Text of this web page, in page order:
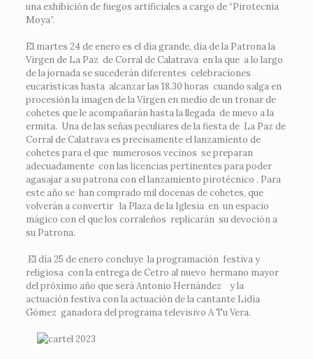
una exhibición de fuegos artificiales a cargo de “Pirotecnia
Moya”.
El martes 24 de enero es el día grande, día de la Patrona la
Virgen de La Paz de Corral de Calatrava en la que a lo largo
de la jornada se sucederán diferentes celebraciones
eucarísticas hasta alcanzar las 18.30 horas cuando salga en
procesión la imagen de la Virgen en medio de un tronar de
cohetes que le acompañarán hasta la llegada de nuevo a la
ermita. Una de las señas peculiares de la fiesta de La Paz de
Corral de Calatrava es precisamente el lanzamiento de
cohetes para el que numerosos vecinos se preparan
adecuadamente con las licencias pertinentes para poder
agasajar a su patrona con el lanzamiento pirotécnico . Para
este año se han comprado mil docenas de cohetes, que
volverán a convertir la Plaza de la Iglesia en un espacio
mágico con el que los corraleños replicarán su devoción a
su Patrona.
El día 25 de enero concluye la programación festiva y
religiosa con la entrega de Cetro al nuevo hermano mayor
del próximo año que será Antonio Hernández y la
actuación festiva con la actuación de la cantante Lidia
Gómez ganadora del programa televisivo A Tu Vera.